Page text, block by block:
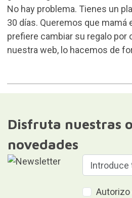
No hay problema. Tienes un
30 días. Queremos que mamá
prefiere cambiar su regalo por
nuestra web, lo hacemos de
Disfruta nuestras
novedades
Autorizo